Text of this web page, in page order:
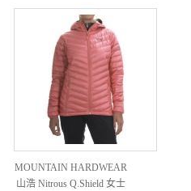
MOUNTAIN HARDWEAR
山浩 Nitrous Q.Shield 女士